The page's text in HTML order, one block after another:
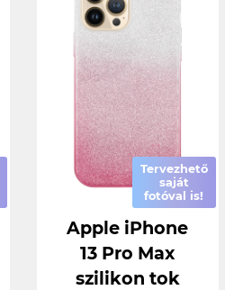
Tervezhető
saját
fotóval is!
Apple iPhone
13 Pro Max
szilikon tok